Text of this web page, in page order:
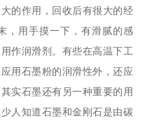
的作用，回收后有很大的经
，用手摸一下，有滑腻的感
作润滑剂。有些在高温下工
用石墨粉的润滑性外，还应
实石墨还有另一种重要的用
人知道石墨和金刚石是由碳